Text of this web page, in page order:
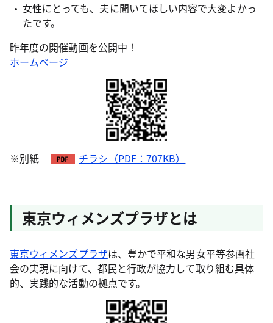
女性にとっても、夫に聞いてほしい内容で大変よかっ
たです。
昨年度の開催動画を公開中！
ホームページ
※別紙 チラシ（PDF：707KB）
東京ウィメンズプラザとは
東京ウィメンズプラザは、豊かで平和な男女平等参画社
会の実現に向けて、都民と行政が協力して取り組む具体
的、実践的な活動の拠点です。